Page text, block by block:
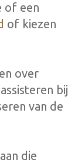
of een
of kiezen
over
bij
van de
aan die